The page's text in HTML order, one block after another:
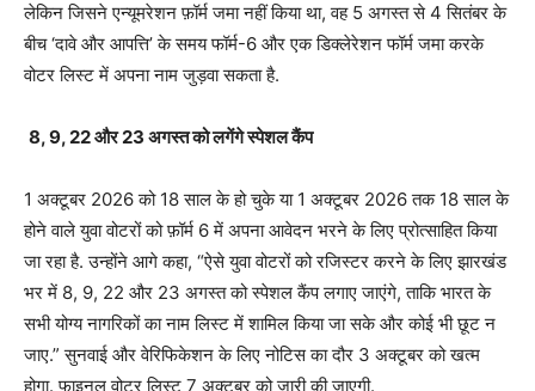
लेकिन जिसने एन्यूमरेशन फ़ॉर्म जमा नहीं किया था, वह 5 अगस्त से 4 सितंबर के
बीच ‘दावे और आपत्ति’ के समय फॉर्म-6 और एक डिक्लेरेशन फॉर्म जमा करके
वोटर लिस्ट में अपना नाम जुड़वा सकता है.
8, 9, 22 और 23 अगस्त को लगेंगे स्पेशल कैंप
1 अक्टूबर 2026 को 18 साल के हो चुके या 1 अक्टूबर 2026 तक 18 साल के
होने वाले युवा वोटरों को फ़ॉर्म 6 में अपना आवेदन भरने के लिए प्रोत्साहित किया
जा रहा है. उन्होंने आगे कहा, “ऐसे युवा वोटरों को रजिस्टर करने के लिए झारखंड
भर में 8, 9, 22 और 23 अगस्त को स्पेशल कैंप लगाए जाएंगे, ताकि भारत के
सभी योग्य नागरिकों का नाम लिस्ट में शामिल किया जा सके और कोई भी छूट न
जाए.” सुनवाई और वेरिफिकेशन के लिए नोटिस का दौर 3 अक्टूबर को खत्म
होगा. फाइनल वोटर लिस्ट 7 अक्टूबर को जारी की जाएगी.